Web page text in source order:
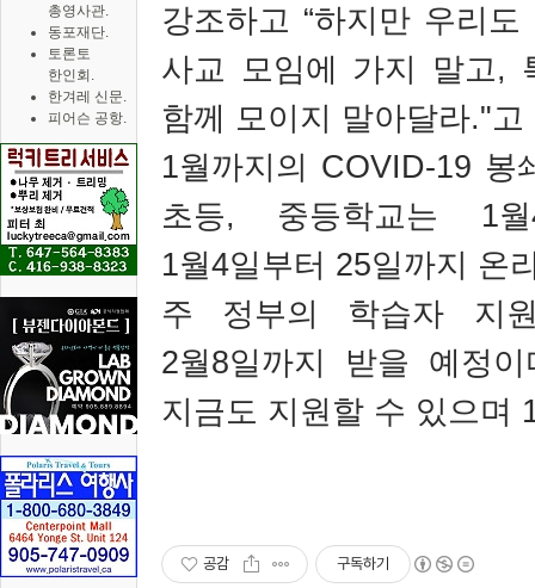
총영사관.
동포재단.
토론토
한인회.
한겨레 신문.
피어슨 공항.
강조하고 “하지만 우리도
사교 모임에 가지 말고,
함께 모이지 말아달라."
1월까지의 COVID-19 봉
초등, 중등학교는 1월
1월4일부터 25일까지 온
주 정부의 학습자 지
2월8일까지 받을 예정이
지금도 지원할 수 있으며
공감 구독하기